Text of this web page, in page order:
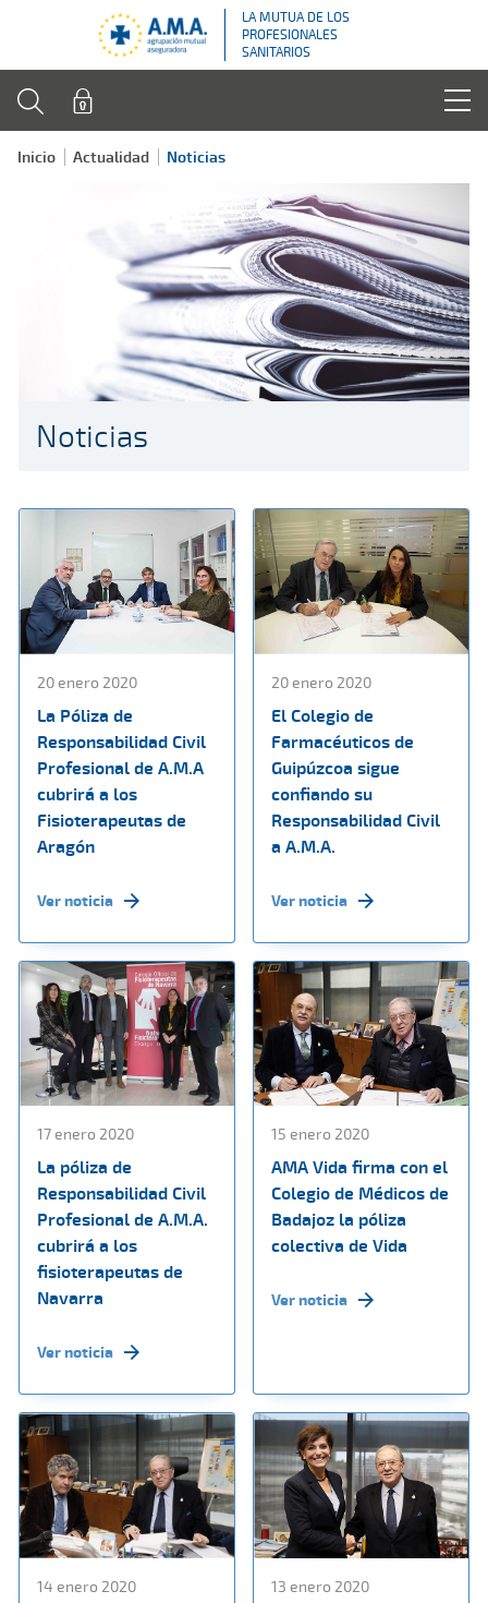
LA MUTUA DE LOS
PROFESIONALES
SANITARIOS
Inicio Actualidad Noticias
Noticias
20 enero 2020
La Póliza de
Responsabilidad Civil
Profesional de A.M.A
cubrirá a los
Fisioterapeutas de
Aragón
Ver noticia
20 enero 2020
El Colegio de
Farmacéuticos de
Guipúzcoa sigue
confiando su
Responsabilidad Civil
a A.M.A.
Ver noticia
17 enero 2020
La póliza de
Responsabilidad Civil
Profesional de A.M.A.
cubrirá a los
fisioterapeutas de
Navarra
Ver noticia
15 enero 2020
AMA Vida firma con el
Colegio de Médicos de
Badajoz la póliza
colectiva de Vida
Ver noticia
14 enero 2020 13 enero 2020